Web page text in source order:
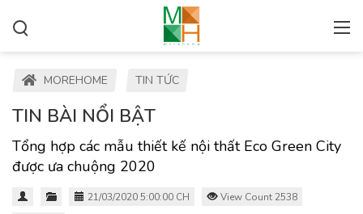
MOREHOME TIN TỨC
TIN BÀI NỔI BẬT
Tổng hợp các mẫu thiết kế nội thất Eco Green City
được ưa chuộng 2020
21/03/2020 5:00:00 CH
View Count 2538